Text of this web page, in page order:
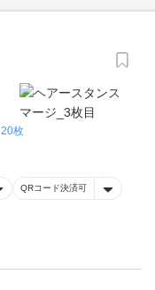
20枚
QRコード決済可